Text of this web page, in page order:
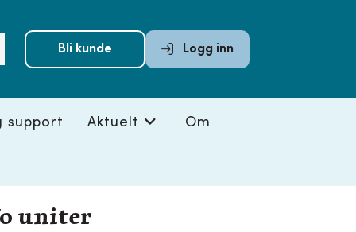
Bli kunde Logg inn
support Aktuelt Om
uniter